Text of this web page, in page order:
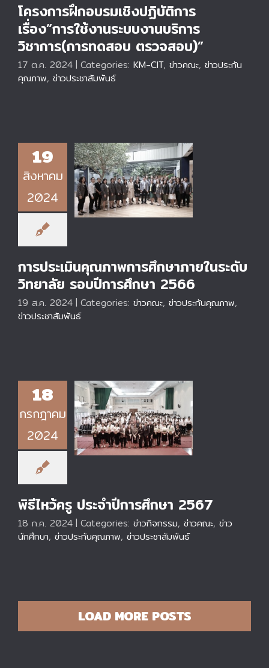
โครงการฝึกอบรมเชิงปฏิบัติการ
เรื่อง”การใช้งานระบบงานบริการ
วิชาการ(การทดสอบ ตรวจสอบ)”
17 ต.ค. 2024 | Categories: KM-CIT, ข่าวคณะ, ข่าวประกัน
คุณภาพ, ข่าวประชาสัมพันธ์
19
สิงหาคม
2024
การประเมินคุณภาพการ
ศึกษาภายในระดับ
วิทยาลัย รอบปีการ
ศึกษา 2566
การประเมินคุณภาพการศึกษาภายในระดับ
วิทยาลัย รอบปีการศึกษา 2566
19 ส.ค. 2024 | Categories: ข่าวคณะ, ข่าวประกันคุณภาพ,
ข่าวประชาสัมพันธ์
18
กรกฎาคม
2024
พิธีไหว้ครู ประจำปีการ
ศึกษา 2567
พิธีไหว้ครู ประจำปีการศึกษา 2567
18 ก.ค. 2024 | Categories: ข่าวกิจกรรม, ข่าวคณะ, ข่าว
นักศึกษา, ข่าวประกันคุณภาพ, ข่าวประชาสัมพันธ์
LOAD MORE POSTS